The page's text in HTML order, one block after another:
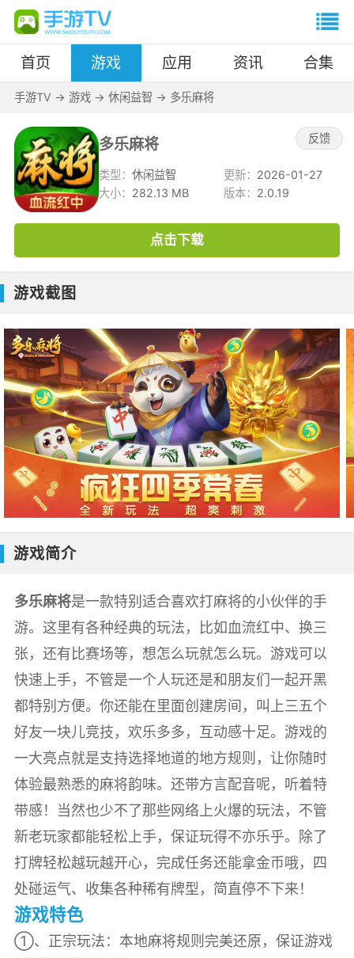
首页 游戏 应用 资讯 合集
手游TV -> 游戏-> 休闲益智 -> 多乐麻将
多乐麻将 反馈
类型：休闲益智 更新： 2026-01-27
大小： 282.13 MB 版本： 2.0.19
点击下载
游戏截图
游戏简介
多乐麻将是一款特别适合喜欢打麻将的小伙伴的手
游。这里有各种经典的玩法，比如血流红中、换三
张，还有比赛场等，想怎么玩就怎么玩。游戏可以
快速上手，不管是一个人玩还是和朋友们一起开黑
都特别方便。你还能在里面创建房间，叫上三五个
好友一块儿竞技，欢乐多多，互动感十足。游戏的
一大亮点就是支持选择地道的地方规则，让你随时
体验最熟悉的麻将韵味。还带方言配音呢，听着特
带感！当然也少不了那些网络上火爆的玩法，不管
新老玩家都能轻松上手，保证玩得不亦乐乎。除了
打牌轻松越玩越开心，完成任务还能拿金币哦，四
处碰运气、收集各种稀有牌型，简直停不下来！
游戏特色
①、正宗玩法：本地麻将规则完美还原，保证游戏